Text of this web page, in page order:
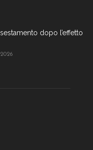
dopo l’effetto